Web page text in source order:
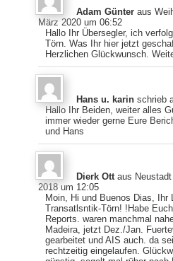
Adam Günteraus
März 2020 um 06:52
Hallo Ihr Übersegler, ich
Törn. Was Ihr hier jetzt
Herzlichen Glückwunsch.
Hans u. karinschrieb
Hallo Ihr Beiden, weiter alles
immer wieder gerne Eure
und Hans
Dierk Ottaus Neustadt
2018 um 12:05
Moin, Hi und Buenos Dias, Ihr
Transatlsntik-Törn! !Habe
Reports. waren manchmal
Madeira, jetzt Dez./Jan.
gearbeitet und AIS auch. da
rechtzeitig eingelaufen.